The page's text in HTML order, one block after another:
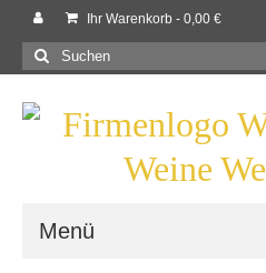
Ihr Warenkorb - 0,00 €
Suchen
nach:
Menü